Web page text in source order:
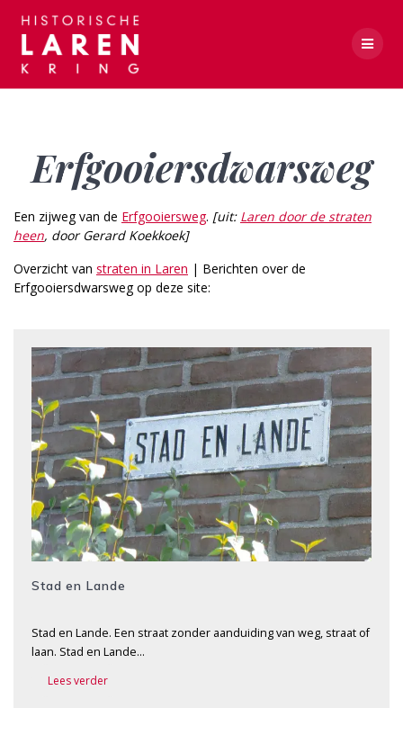
Erfgooiersdwarsweg
Een zijweg van de Erfgooiersweg. [uit: Laren door de straten
heen, door Gerard Koekkoek]
Overzicht van straten in Laren | Berichten over de
Erfgooiersdwarsweg op deze site:
Stad en Lande
Stad en Lande. Een straat zonder aanduiding van weg, straat of
laan. Stad en Lande…
Lees verder